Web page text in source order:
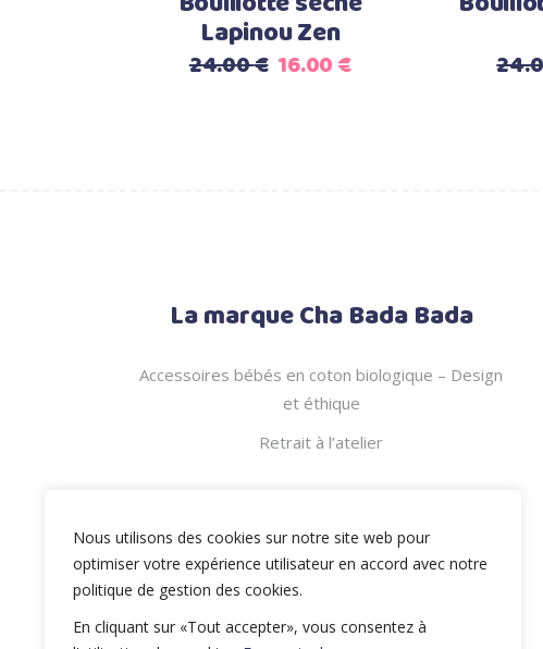
Nous utilisons des cookies sur notre site web pour
optimiser votre expérience utilisateur en accord avec notre
politique de gestion des cookies.
En cliquant sur «Tout accepter», vous consentez à
Lapinou Zen
24.00€ Le
16.00€Le
La marque Cha Bada Bada
Accessoires bébés en coton biologique – Design
et éthique
Retrait à l’atelier